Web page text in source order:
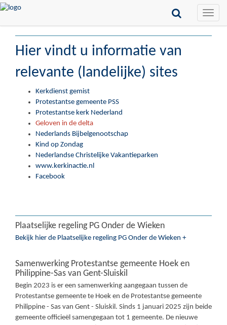
Toggle
Hier vindt u informatie van
relevante (landelijke) sites
Kerkdienst gemist
Protestantse gemeente PSS
Protestantse kerk Nederland
Geloven in de delta
Nederlands Bijbelgenootschap
Kind op Zondag
Nederlandse Christelijke Vakantieparken
www.kerkinactie.nl
Facebook
Plaatselijke regeling PG Onder de Wieken
Bekijk hier de Plaatselijke regeling PG Onder de Wieken +
Samenwerking Protestantse gemeente Hoek en
Philippine-Sas van Gent-Sluiskil
Begin 2023 is er een samenwerking aangegaan tussen de
Protestantse gemeente te Hoek en de Protestantse gemeente
Philippine - Sas van Gent - Sluiskil. Sinds 1 januari 2025 zijn beide
gemeente officieël samengegaan tot 1 gemeente. De nieuwe